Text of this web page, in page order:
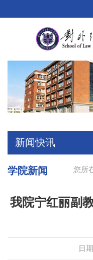
新闻快讯
您所
学院新闻
我院宁红丽副
日